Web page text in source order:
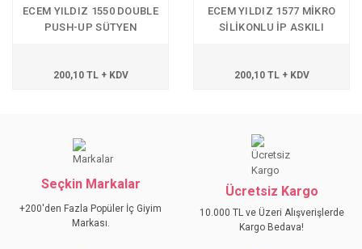
ECEM YILDIZ 1550 DOUBLE
PUSH-UP SÜTYEN
200,10 TL + KDV
ECEM YILDIZ 1577 MİKRO
SİLİKONLU İP ASKILI
200,10 TL + KDV
Seçkin Markalar
+200'den Fazla Popüler İç Giyim
Markası.
Ücretsiz Kargo
10.000 TL ve Üzeri Alışverişlerde
Kargo Bedava!